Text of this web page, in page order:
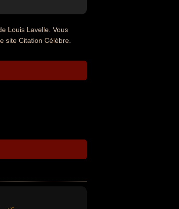
Louis Lavelle. Vous
site Citation Célèbre.